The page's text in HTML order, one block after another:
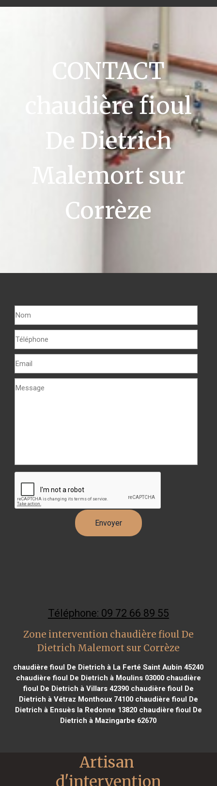
CONTACT
chaudière fioul
De Dietrich
Malemort sur
Corrèze
Téléphone: 09 72 66 89 55
Zone intervention chaudière fioul De
Dietrich Malemort sur Corrèze
chaudière fioul De Dietrich à La Ferté Saint Aubin 45240
chaudière fioul De Dietrich à Moulins 03000chaudière
fioul De Dietrich à Villars 42390chaudière fioul De
Dietrich à Vétraz Monthoux 74100chaudière fioul De
Dietrich à Ensuès la Redonne 13820chaudière fioul De
Dietrich à Mazingarbe 62670
Artisan
d'intervention